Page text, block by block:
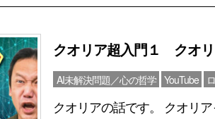
クオリア超入門１ クオ
AI未解決問題／心の哲学 YouTube
クオリアの話です。 クオリ